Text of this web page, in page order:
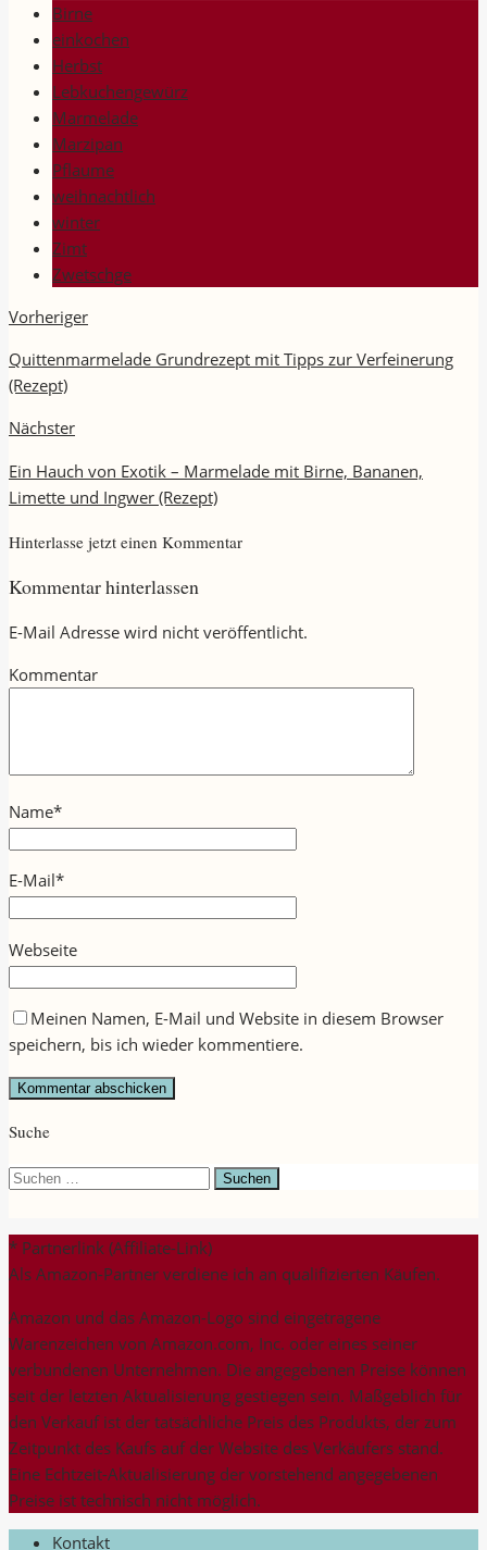
Birne
einkochen
Herbst
Lebkuchengewürz
Marmelade
Marzipan
Pflaume
weihnachtlich
winter
Zimt
Zwetschge
Vorheriger
Quittenmarmelade Grundrezept mit Tipps zur Verfeinerung
(Rezept)
Nächster
Ein Hauch von Exotik – Marmelade mit Birne, Bananen,
Limette und Ingwer (Rezept)
Hinterlasse jetzt einen Kommentar
Kommentar hinterlassen
E-Mail Adresse wird nicht veröffentlicht.
Kommentar
Name*
E-Mail*
Webseite
Meinen Namen, E-Mail und Website in diesem Browser
speichern, bis ich wieder kommentiere.
Suche
Suchen
* Partnerlink (Affiliate-Link)
Als Amazon-Partner verdiene ich an qualifizierten Käufen.
Amazon und das Amazon-Logo sind eingetragene
Warenzeichen von Amazon.com, Inc. oder eines seiner
verbundenen Unternehmen. Die angegebenen Preise können
seit der letzten Aktualisierung gestiegen sein. Maßgeblich für
den Verkauf ist der tatsächliche Preis des Produkts, der zum
Zeitpunkt des Kaufs auf der Website des Verkäufers stand.
Eine Echtzeit-Aktualisierung der vorstehend angegebenen
Preise ist technisch nicht möglich.
Kontakt